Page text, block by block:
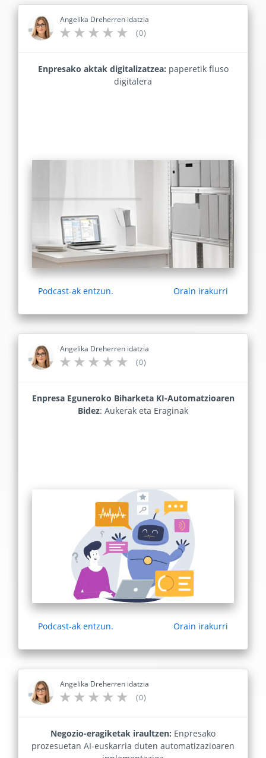
Angelika Dreherren idatzia
(0)
Enpresako aktak digitalizatzea: paperetik fluso
digitalera
Podcast-ak entzun. Orain irakurri
Angelika Dreherren idatzia
(0)
Enpresa Eguneroko Biharketa KI-Automatzioaren
Bidez: Aukerak eta Eraginak
Podcast-ak entzun. Orain irakurri
Angelika Dreherren idatzia
(0)
Negozio-eragiketak iraultzen: Enpresako
prozesuetan AI-euskarria duten automatizazioaren